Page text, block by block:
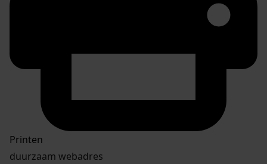
Printen
duurzaam webadres